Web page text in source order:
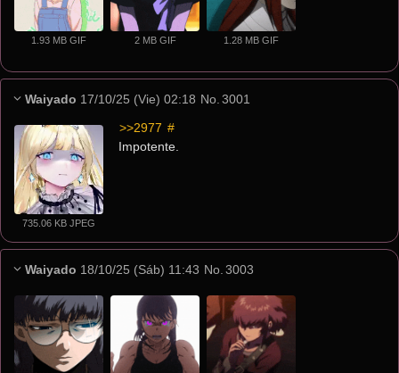
1.93 MB GIF 2 MB GIF 1.28 MB GIF
Waiyado 17/10/25 (Vie) 02:18 No. 3001
735.06 KB JPEG
>>2977 #
Impotente.
Waiyado 18/10/25 (Sáb) 11:43 No. 3003